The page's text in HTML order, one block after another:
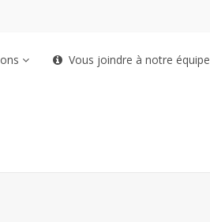
Vous joindre à notre équipe